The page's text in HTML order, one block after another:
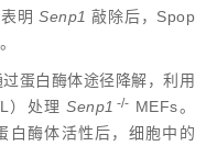
表明Senp1 敲除后，Spop
蛋白酶体途径降解，利用
L）处理Senp1 -/- MEFs。
白酶体活性后，细胞中的